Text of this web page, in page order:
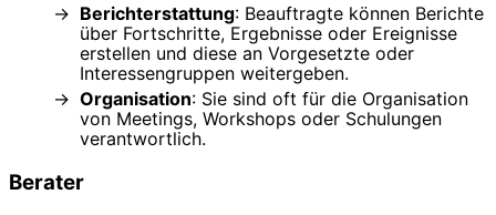
Berichterstattung: Beauftragte können Berichte
über Fortschritte, Ergebnisse oder Ereignisse
erstellen und diese an Vorgesetzte oder
Interessengruppen weitergeben.
Organisation: Sie sind oft für die Organisation
von Meetings, Workshops oder Schulungen
verantwortlich.
Berater